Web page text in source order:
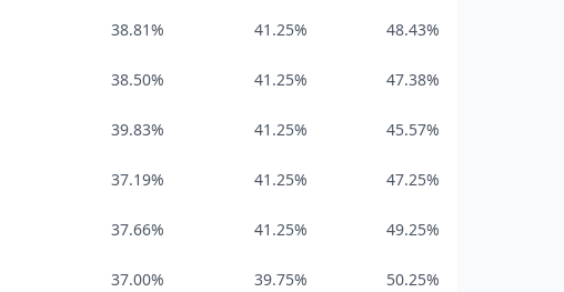
38.81% 41.25% 48.43%
38.50% 41.25% 47.38%
39.83% 41.25% 45.57%
37.19% 41.25% 47.25%
37.66% 41.25% 49.25%
37.00% 39.75% 50.25%